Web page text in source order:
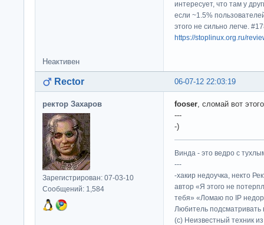
интересует, что там у
если ~1.5%
этого не сильно легче.
https://stoplinux.org.ru/
Неактивен
06-07-12 22:03:19
Rector
ректор Захаров
Зарегистрирован: 07-03-10
Сообщений: 1,584
fooser , сломай вот
---
-)
Винда - это ведро с
---
-хакир недоучка, некто
автор «Я этого не
тебя» «Ломаю по IP
Любитель подсматривать
(c) Неизвестный техник